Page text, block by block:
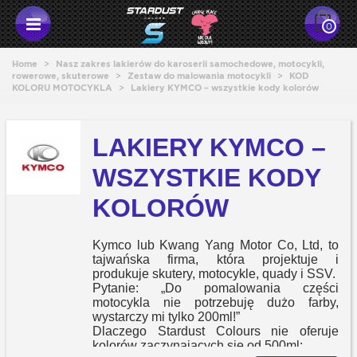
0
Home >
Nasz zakres lakierów do karoserii samochedowe, motocykli,
rowerowe, skuterowe
> Zestaw do malowania motocykli >
KOD
KOLORU MOTOCYKLA
> Lakiery KYMCO – wszystkie kody kolorów
LAKIERY KYMCO –
WSZYSTKIE KODY
KOLORÓW
Kymco lub Kwang Yang Motor Co, Ltd, to
tajwańska firma, która projektuje i
produkuje skutery, motocykle, quady i SSV.
Pytanie: „Do pomalowania części
motocykla nie potrzebuję dużo farby,
wystarczy mi tylko 200ml!”
Dlaczego Stardust Colours nie oferuje
kolorów zaczynających się od 500ml: